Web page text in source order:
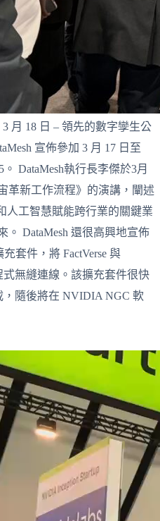
月 18 日 – 領先的數字孿生公
宣佈參加 3 月 17 日至
DataMesh執行長李傑於3月
革新工作流程》的演講，闡述
人工智慧賦能跨行業的關鍵業
DataMesh 還很高興地宣佈
套件，將 FactVerse 與
式無縫連線。該擴充套件很快
，隨後將在 NVIDIA NGC 軟